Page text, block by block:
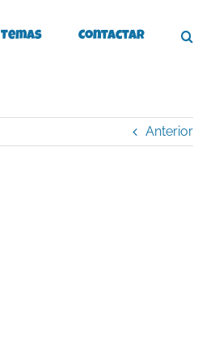
Temas Contactar
Anterior